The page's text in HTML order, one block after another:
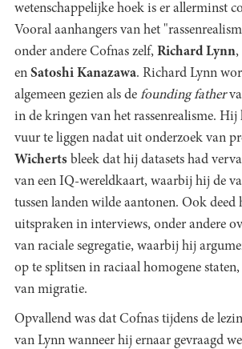
wetenschappelijke hoek is er allerminst
Vooral aanhangers van het
onder andere Cofnas zelf, Richard Lynn,
en Satoshi Kanazawa. Richard Lynn
algemeen gezien als de founding father
in de kringen van het rassenrealisme.
vuur te liggen nadat uit onderzoek van
Wicherts bleek dat hij datasets had
van een IQ-wereldkaart, waarbij hij de
tussen landen wilde aantonen. Ook deed
uitspraken in interviews, onder andere
van raciale segregatie, waarbij hij
op te splitsen in raciaal homogene
van migratie.
Opvallend was dat Cofnas tijdens de
van Lynn wanneer hij ernaar gevraagd